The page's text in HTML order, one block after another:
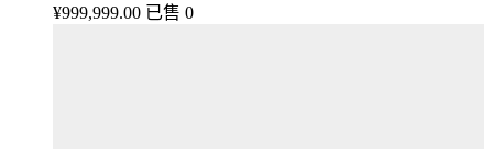
¥999,999.00 已售 0